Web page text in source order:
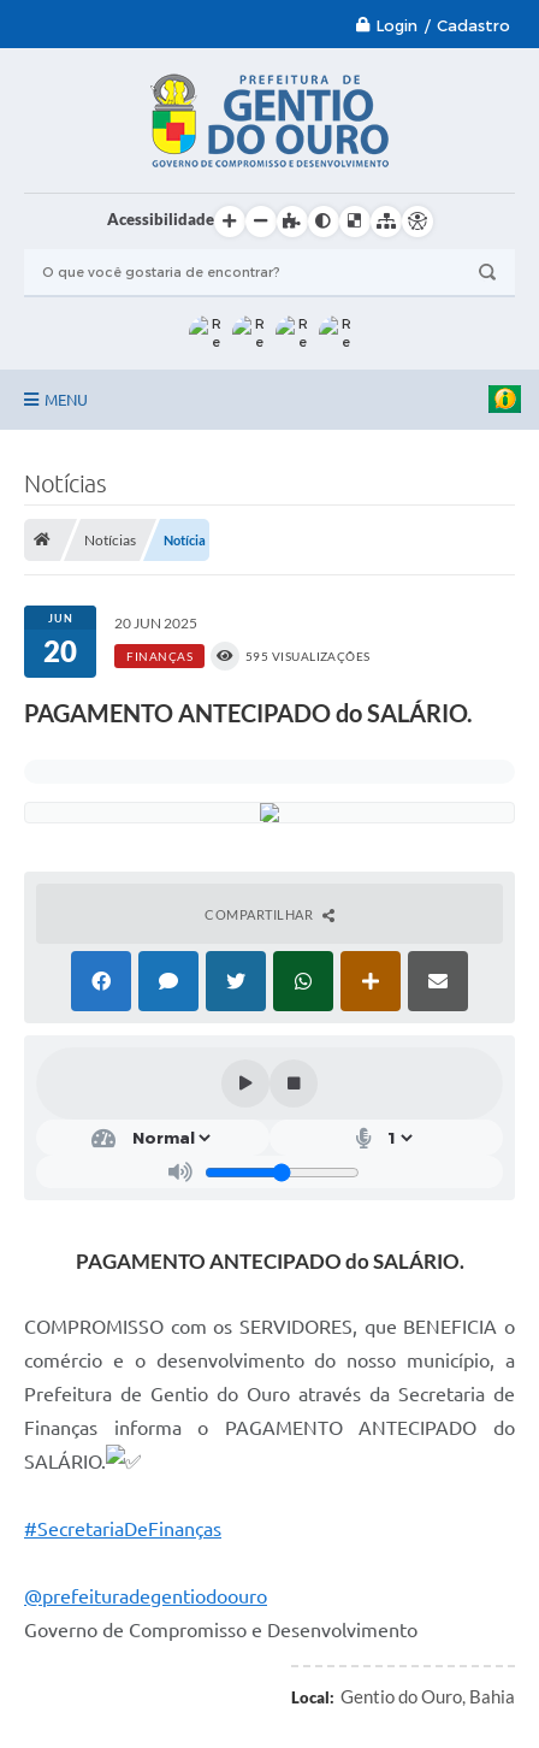
Login / Cadastro
Acessibilidade
MENU
Nossa Cidade
Contato
Transparência
Agenda
SIC
Diário Oficial
Notícias
Notícias Notícia
JUN
20
20 JUN 2025
FINANÇAS 595 VISUALIZAÇÕES
PAGAMENTO ANTECIPADO do SALÁRIO.
COMPARTILHAR
PAGAMENTO ANTECIPADO do SALÁRIO.
COMPROMISSO com os SERVIDORES, que BENEFICIA o
comércio e o desenvolvimento do nosso município, a
Prefeitura de Gentio do Ouro através da Secretaria de
Finanças informa o PAGAMENTO ANTECIPADO do
SALÁRIO.
#SecretariaDeFinanças
@prefeituradegentiodoouro
Governo de Compromisso e Desenvolvimento
Local: Gentio do Ouro, Bahia